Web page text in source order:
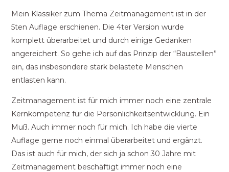
Mein Klassiker zum Thema Zeitmanagement ist in der
5ten Auflage erschienen. Die 4ter Version wurde
komplett überarbeitet und durch einige Gedanken
angereichert. So gehe ich auf das Prinzip der “Baustellen”
ein, das insbesondere stark belastete Menschen
entlasten kann.
Zeitmanagement ist für mich immer noch eine zentrale
Kernkompetenz für die Persönlichkeitsentwicklung. Ein
Muß. Auch immer noch für mich. Ich habe die vierte
Auflage gerne noch einmal überarbeitet und ergänzt.
Das ist auch für mich, der sich ja schon 30 Jahre mit
Zeitmanagement beschäftigt immer noch eine